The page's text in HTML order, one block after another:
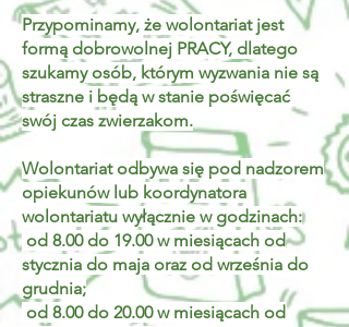
Przypominamy, że wolontariat jest
formą dobrowolnej PRACY, dlatego
szukamy osób, którym wyzwania nie są
straszne i będą w stanie poświęcać
swój czas zwierzakom.
Wolontariat odbywa się pod nadzorem
opiekunów lub koordynatora
wolontariatu wyłącznie w godzinach:
od 8.00 do 19.00 w miesiącach od
stycznia do maja oraz od września do
grudnia;
od 8.00 do 20.00 w miesiącach od